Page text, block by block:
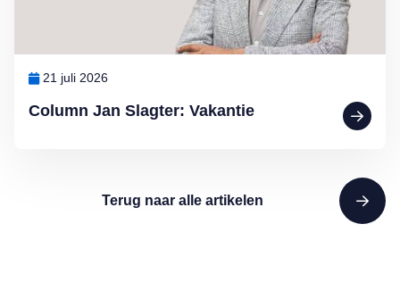
Column Jan Slagter: Vakantie
21 juli 2026
Terug naar alle artikelen